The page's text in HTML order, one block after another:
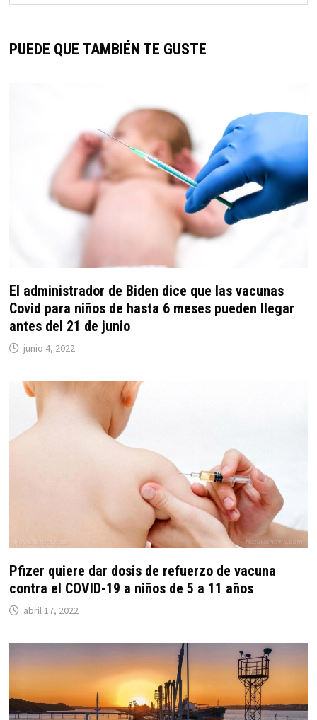
PUEDE QUE TAMBIÉN TE GUSTE
El administrador de Biden dice que las vacunas
Covid para niños de hasta 6 meses pueden llegar
antes del 21 de junio
junio 4, 2022
Pfizer quiere dar dosis de refuerzo de vacuna
contra el COVID-19 a niños de 5 a 11 años
abril 17, 2022